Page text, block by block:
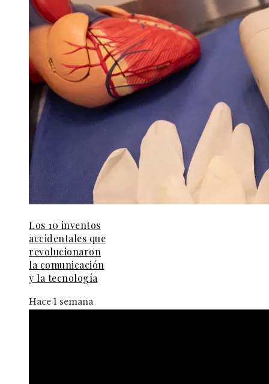
Los 10 inventos
accidentales que
revolucionaron
la comunicación
y la tecnología
Hace 1 semana